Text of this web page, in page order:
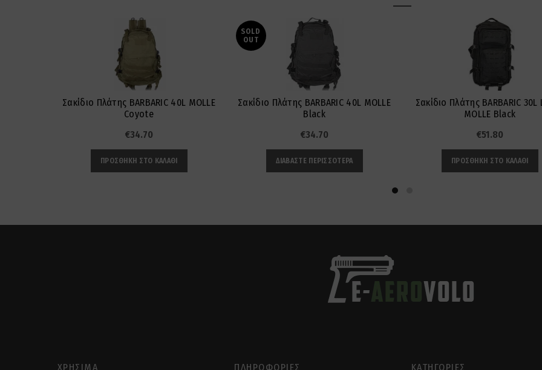
Σακίδιο Πλάτης BARBARIC 40L MOLLE
Coyote
€34.70
ΠΡΟΣΘΉΚΗ ΣΤΟ ΚΑΛΆΘΙ
SOLD
OUT
Σακίδιο Πλάτης BARBARIC 40L MOLLE
Black
€34.70
ΔΙΑΒΆΣΤΕ ΠΕΡΙΣΣΌΤΕΡΑ
Σακίδιο Πλάτης BARBARIC 30L
MOLLE Black
€51.80
ΠΡΟΣΘΉΚΗ ΣΤΟ ΚΑΛΆΘΙ
ΧΡΉΣΙΜΑ ΠΛΗΡΟΦΟΡΊΕΣ ΚΑΤΗΓΟΡΊΕΣ